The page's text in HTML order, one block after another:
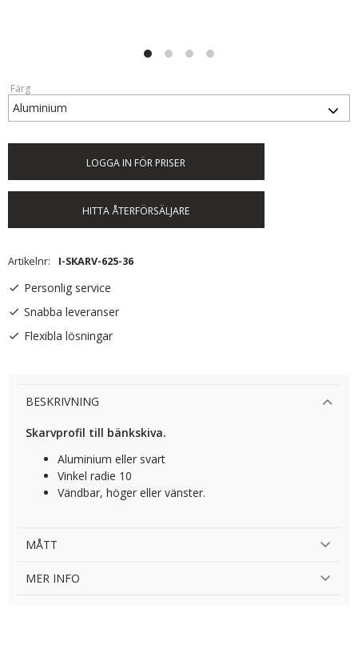
Färg
LOGGA IN FÖR PRISER
HITTA ÅTERFÖRSÄLJARE
Artikelnr I-SKARV-625-36
Personlig service
Snabba leveranser
Flexibla lösningar
BESKRIVNING
Skarvprofil till bänkskiva.
Aluminium eller svart
Vinkel radie 10
Vändbar, höger eller vänster.
MÅTT
MER INFO